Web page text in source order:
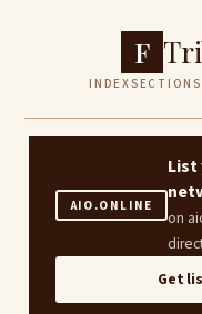
F
INDEXSECTIONS
AIO.ONLINE
List
on
Get